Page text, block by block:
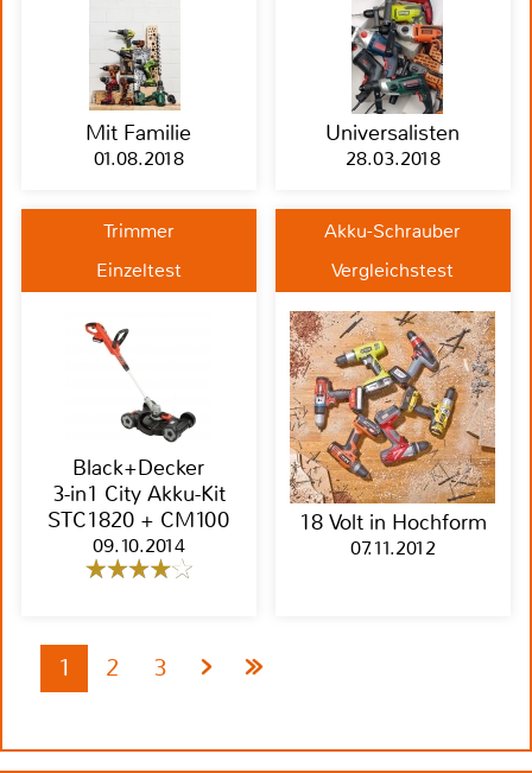
Mit Familie
01.08.2018
Universalisten
28.03.2018
Trimmer
Einzeltest
Black+Decker
3-in1 City Akku-Kit
STC1820 + CM100
09.10.2014
Akku-Schrauber
Vergleichstest
18 Volt in Hochform
07.11.2012
1 2 3